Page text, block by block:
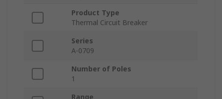
Product Type
Thermal Circuit Breaker
Series
A-0709
Number of Poles
1
Range